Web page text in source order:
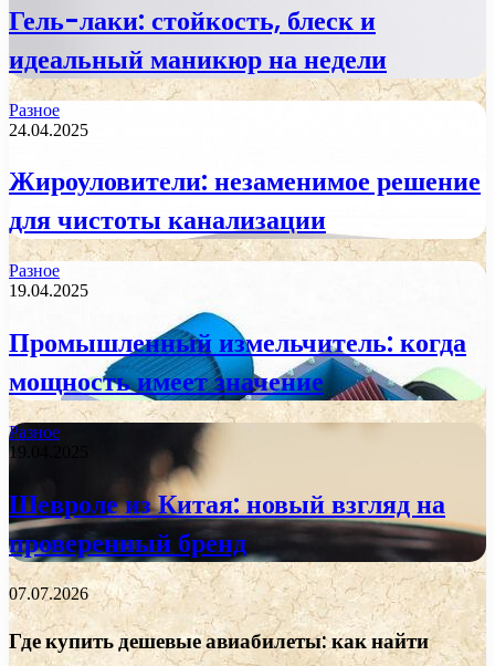
Гель-лаки: стойкость, блеск и
идеальный маникюр на недели
Разное
24.04.2025
Жироуловители: незаменимое решение
для чистоты канализации
Разное
19.04.2025
Промышленный измельчитель: когда
мощность имеет значение
Разное
19.04.2025
Шевроле из Китая: новый взгляд на
проверенный бренд
07.07.2026
Где купить дешевые авиабилеты: как найти